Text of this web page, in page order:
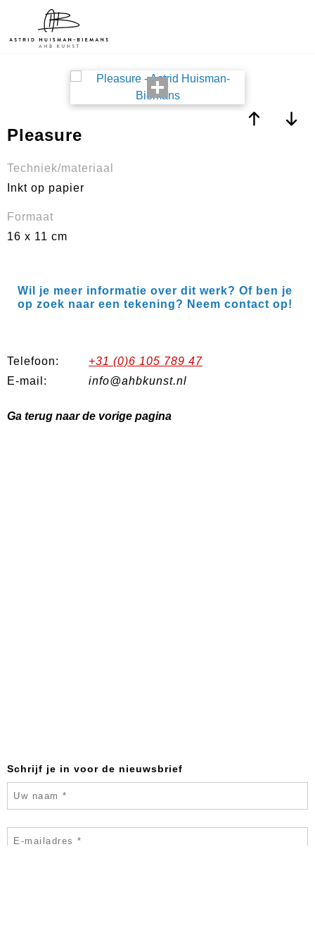
Pleasure
Techniek/materiaal
Inkt op papier
Formaat
16 x 11 cm
Wil je meer informatie over dit werk? Of ben je
op zoek naar een tekening? Neem contact op!
Telefoon:
+31 (0)6 105 789 47
E-mail:
info@ahbkunst.nl
Ga terug naar de vorige pagina
Schrijf je in voor de nieuwsbrief